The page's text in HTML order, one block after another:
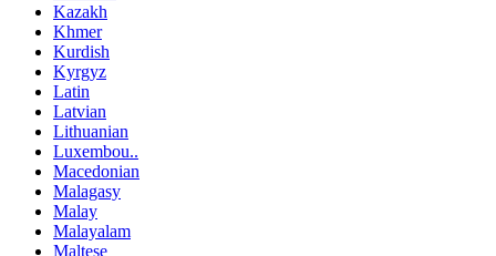
Kazakh
Khmer
Kurdish
Kyrgyz
Latin
Latvian
Lithuanian
Luxembou..
Macedonian
Malagasy
Malay
Malayalam
Maltese